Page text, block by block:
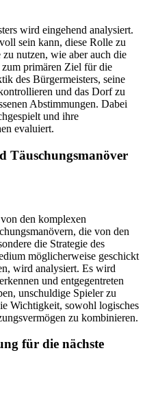
wird eingehend analysiert.
sein kann, diese Rolle zu
nutzen, wie aber auch die
primären Ziel für die
des Bürgermeisters, seine
und das Dorf zu
Abstimmungen. Dabei
und ihre
evaluiert.
Täuschungsmanöver
den komplexen
die von den
die Strategie des
möglicherweise geschickt
wird analysiert. Es wird
und entgegentreten
unschuldige Spieler zu
Wichtigkeit, sowohl logisches
zu kombinieren.
für die nächste